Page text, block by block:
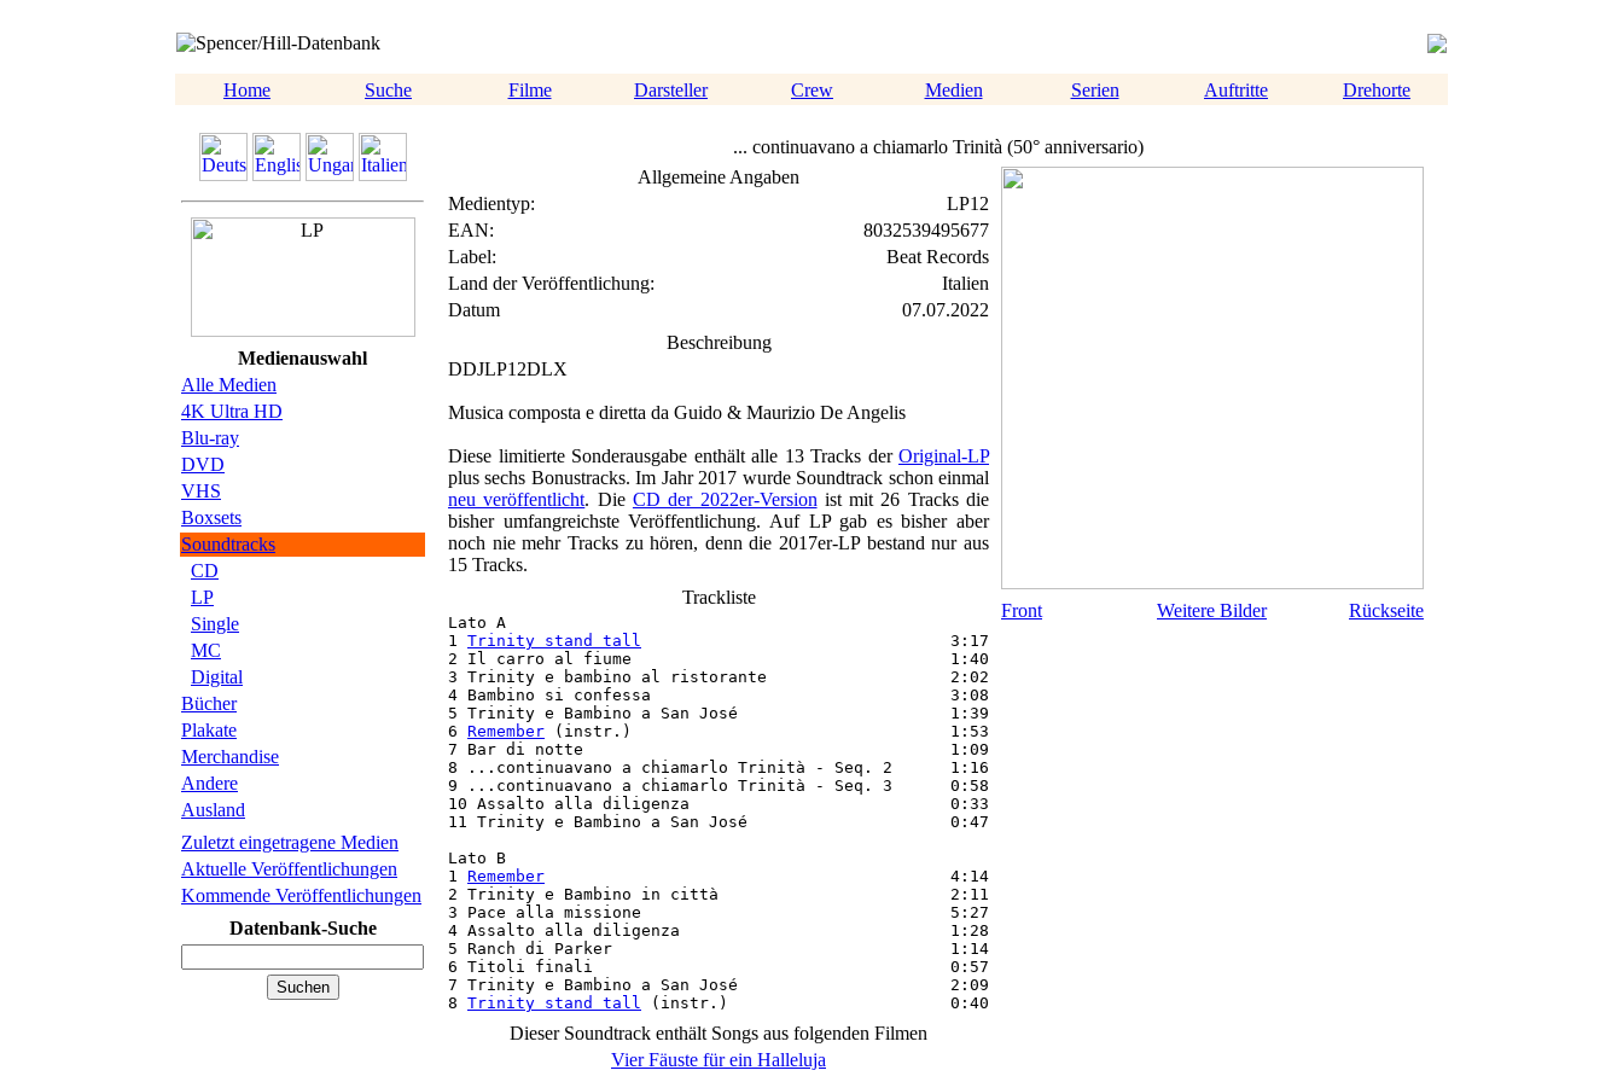
Home Suche Filme Darsteller Crew Medien Serien Auftritte Drehorte
Medienauswahl
Alle Medien
4K Ultra HD
Blu-ray
DVD
VHS
Boxsets
Soundtracks
CD
LP
Single
MC
Digital
Bücher
Plakate
Merchandise
Andere
Ausland
Zuletzt eingetragene Medien
Aktuelle Veröffentlichungen
Kommende Veröffentlichungen
Datenbank-Suche
... continuavano a chiamarlo Trinità (50° anniversario)
Allgemeine Angaben
Medientyp:
LP12
EAN:
8032539495677
Label:
Beat Records
Land der Veröffentlichung:
Italien
Datum
07.07.2022
Beschreibung
DDJLP12DLX
Musica composta e diretta da Guido & Maurizio De Angelis
Diese limitierte Sonderausgabe enthält alle 13 Tracks der Original-LP
plus sechs Bonustracks. Im Jahr 2017 wurde Soundtrack schon einmal
neu veröffentlicht. Die CD der 2022er-Version ist mit 26 Tracks die
bisher umfangreichste Veröffentlichung. Auf LP gab es bisher aber
noch nie mehr Tracks zu hören, denn die 2017er-LP bestand nur aus
15 Tracks.
Trackliste
Lato A
1 Trinity stand tall
                                3:17
2 Il carro al fiume                                 1:40
3 Trinity e bambino al ristorante                   2:02
4 Bambino si confessa                               3:08
5 Trinity e Bambino a San José                      1:39
6 Remember (instr.)                                 1:53
7 Bar di notte                                      1:09
8 ...continuavano a chiamarlo Trinità - Seq. 2      1:16
9 ...continuavano a chiamarlo Trinità - Seq. 3      0:58
10 Assalto alla diligenza                           0:33
11 Trinity e Bambino a San José                     0:47
Lato B
1 Remember
                                          4:14
2 Trinity e Bambino in città                        2:11
3 Pace alla missione                                5:27
4 Assalto alla diligenza                            1:28
5 Ranch di Parker                                   1:14
6 Titoli finali                                     0:57
7 Trinity e Bambino a San José                      2:09
8 Trinity stand tall
Dieser Soundtrack enthält Songs aus folgenden Filmen
Vier Fäuste für ein Halleluja
Front Weitere Bilder Rückseite